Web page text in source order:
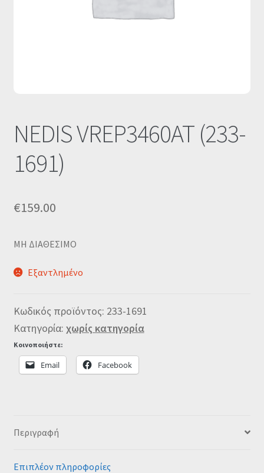
NEDIS VREP3460AT (233-
1691)
€159.00
MΗ ΔΙΑΘΕΣΙΜΟ
Εξαντλημένο
Κωδικός προϊόντος: 233-1691
Κατηγορία: χωρίς κατηγορία
Κοινοποιήστε:
Email Facebook
Περιγραφή
Επιπλέον πληροφορίες